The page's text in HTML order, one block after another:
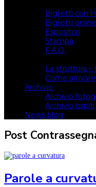
Biglietti con
Biglietti online
Espositori
Stampa
F.A.Q.
La struttura –
Come arrivare
Archivio
Archivio
Archivio ospiti
News blog
Post
Parole a